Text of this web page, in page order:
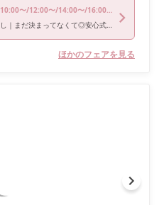
10:00〜/12:00〜/14:00〜/16:00〜/18:00〜
お盆フェア開催！即決なし｜まだ決まってなくて◎安心式場相談会
ほかのフェアを見る